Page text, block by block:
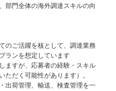
部門全体の海外調達スキルの向
のご活躍を核として、調達業務
ランを想定しています
ますが、応募者の経験・スキル
ただく可能性があります）。
出荷管理、輸送、検査管理を一